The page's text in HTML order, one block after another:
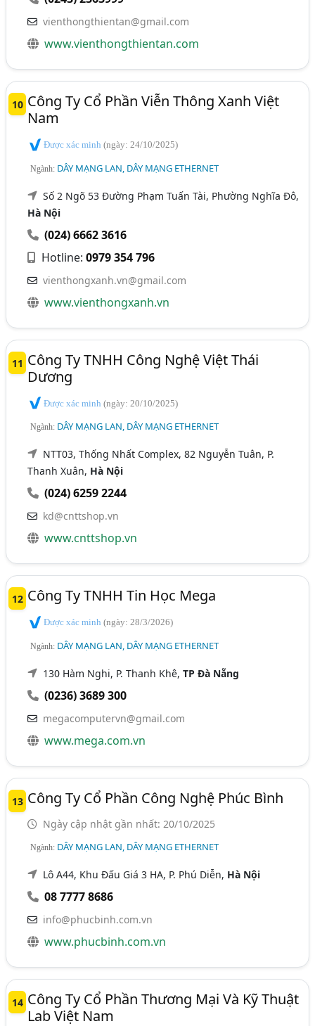
vienthongthientan@gmail.com
www.vienthongthientan.com
10 Công Ty Cổ Phần Viễn Thông Xanh Việt
Nam
Được xác minh(ngày: 24/10/2025)
Ngành: DÂY MẠNG LAN, DÂY MẠNG ETHERNET
Số 2 Ngõ 53 Đường Phạm Tuấn Tài, Phường Nghĩa Đô,
Hà Nội
(024) 6662 3616
Hotline:0979 354 796
vienthongxanh.vn@gmail.com
www.vienthongxanh.vn
11 Công Ty TNHH Công Nghệ Việt Thái
Dương
Được xác minh(ngày: 20/10/2025)
Ngành: DÂY MẠNG LAN, DÂY MẠNG ETHERNET
NTT03, Thống Nhất Complex, 82 Nguyễn Tuân, P.
Thanh Xuân, Hà Nội
(024) 6259 2244
kd@cnttshop.vn
www.cnttshop.vn
12 Công Ty TNHH Tin Học Mega
Được xác minh(ngày: 28/3/2026)
Ngành: DÂY MẠNG LAN, DÂY MẠNG ETHERNET
130 Hàm Nghi, P. Thanh Khê,TP Đà Nẵng
(0236) 3689 300
megacomputervn@gmail.com
www.mega.com.vn
13 Công Ty Cổ Phần Công Nghệ Phúc Bình
Ngày cập nhật gần nhất: 20/10/2025
Ngành: DÂY MẠNG LAN, DÂY MẠNG ETHERNET
Lô A44, Khu Đấu Giá 3 HA, P. Phú Diễn, Hà Nội
08 7777 8686
info@phucbinh.com.vn
www.phucbinh.com.vn
14 Công Ty Cổ Phần Thương Mại Và Kỹ Thuật
Lab Việt Nam